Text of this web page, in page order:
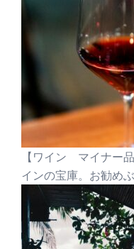
【ワイン マイナー
インの宝庫。お勧め